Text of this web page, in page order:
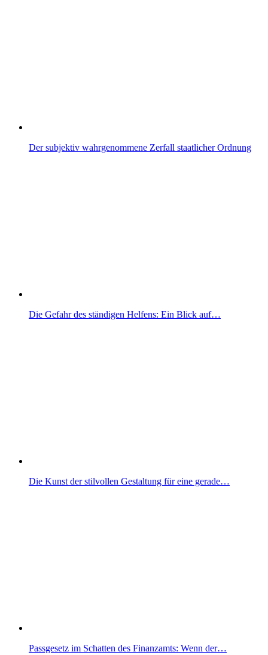
Der subjektiv wahrgenommene Zerfall staatlicher Ordnung
Die Gefahr des ständigen Helfens: Ein Blick auf…
Die Kunst der stilvollen Gestaltung für eine gerade…
Passgesetz im Schatten des Finanzamts: Wenn der…